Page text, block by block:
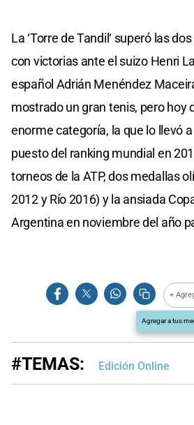
La ‘Torre de Tandil‘ superó las
con victorias ante el suizo Henri
español Adrián Menéndez
mostrado un gran tenis, pero hoy
enorme categoría, la que lo llevó
puesto del ranking mundial en
torneos de la ATP, dos medallas
2012 y Río 2016) y la ansiada
Argentina en noviembre del año
+
Agregar a tus
#TEMAS: Edición Online